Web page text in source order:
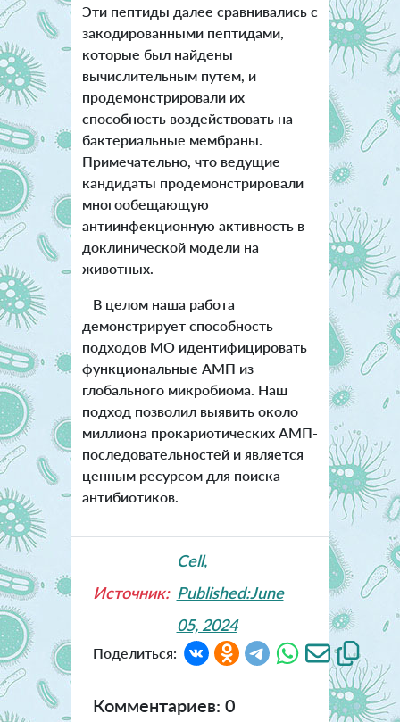
Эти пептиды далее сравнивались с
закодированными пептидами,
которые был найдены
вычислительным путем, и
продемонстрировали их
способность воздействовать на
бактериальные мембраны.
Примечательно, что ведущие
кандидаты продемонстрировали
многообещающую
антиинфекционную активность в
доклинической модели на
животных.
В целом наша работа
демонстрирует способность
подходов MО идентифицировать
функциональные АМП из
глобального микробиома. Наш
подход позволил выявить около
миллиона прокариотических AMП-
последовательностей и является
ценным ресурсом для поиска
антибиотиков.
Источник:
Cell,
Published:June
05, 2024
Поделиться:
Комментариев: 0